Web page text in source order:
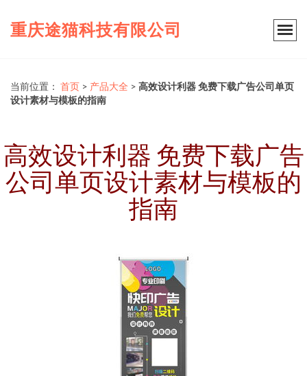
重庆途猫科技有限公司
当前位置： 首页 > 产品大全 > 高效设计利器 免费下载广告公司单页
设计素材与模板的指南
高效设计利器 免费下载广告
公司单页设计素材与模板的
指南